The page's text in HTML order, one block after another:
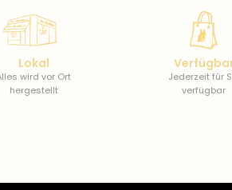
Lokal
wird vor Ort
hergestellt
Jederzeit für
verfügbar